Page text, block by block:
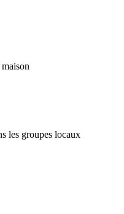
les groupes locaux